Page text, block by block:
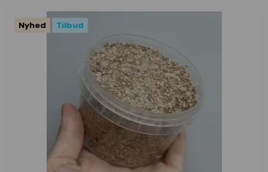
Nyhed Tilbud